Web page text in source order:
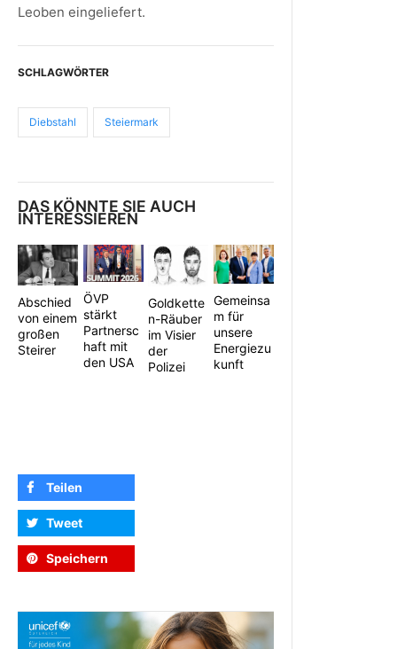
Leoben eingeliefert.
SCHLAGWÖRTER
Diebstahl Steiermark
DAS KÖNNTE SIE AUCH
INTERESSIEREN
Abschied
von einem
großen
Steirer
ÖVP
stärkt
Partnersc
haft mit
den USA
Goldkette
n-Räuber
im Visier
der
Polizei
Gemeinsa
m für
unsere
Energiezu
kunft
Teilen
Tweet
Speichern